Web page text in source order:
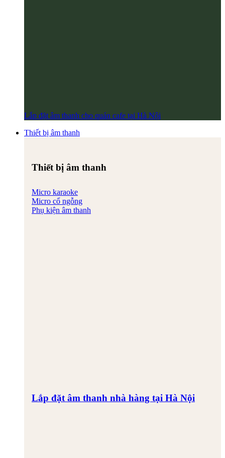
Lắp đặt âm thanh cho quán cafe tại Hà Nội
Thiết bị âm thanh
Thiết bị âm thanh
Micro karaoke
Micro cổ ngỗng
Phụ kiện âm thanh
Lắp đặt âm thanh nhà hàng tại Hà Nội